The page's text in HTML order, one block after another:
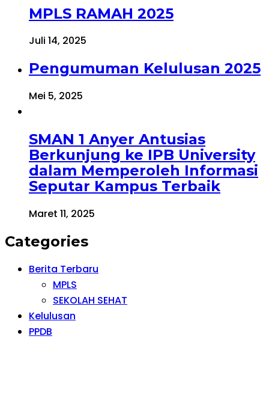
MPLS RAMAH 2025
Juli 14, 2025
Pengumuman Kelulusan 2025
Mei 5, 2025
SMAN 1 Anyer Antusias
Berkunjung ke IPB University
dalam Memperoleh Informasi
Seputar Kampus Terbaik
Maret 11, 2025
Categories
Berita Terbaru
MPLS
SEKOLAH SEHAT
Kelulusan
PPDB